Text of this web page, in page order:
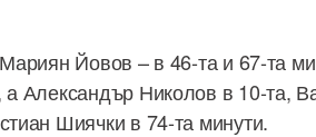
Мариян Йовов – в 46-та и 67-та
Александър Николов в 10-та,
Шиячки в 74-та минути.